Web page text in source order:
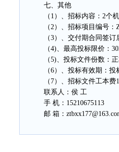
七、其他
（1）、招标内容：2个机
（2）、招标项目编号：
（3）、交付期合同签订后
（4)、最高投标限价：
（5)、投标文件份数：正
（6）、投标有效期：投
（7）、招标文件工本费
联系人：侯 工
手 机：15210675113
邮 箱：